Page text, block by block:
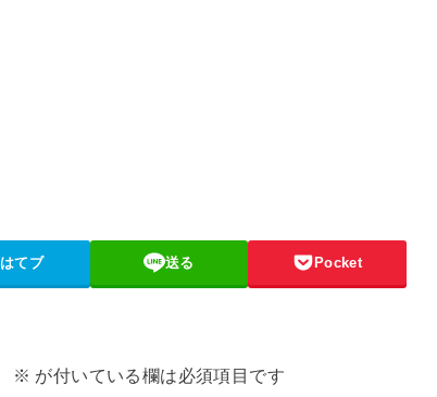
はてブ 送る Pocket
※ が付いている欄は必須項目です